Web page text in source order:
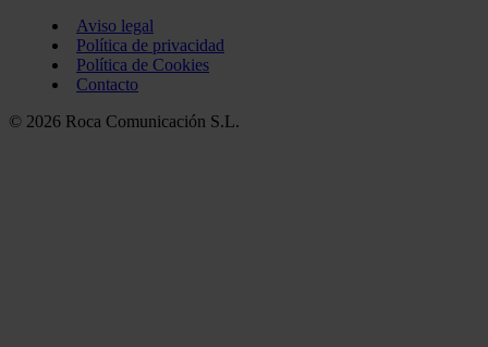
Aviso legal
Política de privacidad
Política de Cookies
Contacto
© 2026 Roca Comunicación S.L.